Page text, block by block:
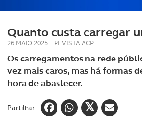
Quanto custa carregar
26 MAIO 2025 | REVISTA ACP
Os carregamentos na rede
vez mais caros, mas há formas
hora de abastecer.
Partilhar